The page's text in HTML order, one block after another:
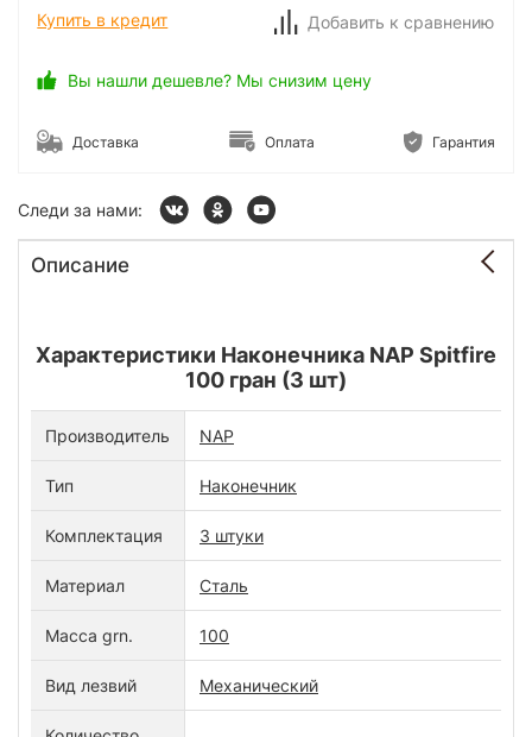
Купить в кредит
Добавить к сравнению
Вы нашли дешевле? Мы снизим цену
Доставка Оплата Гарантия
Следи за нами:
Описание
Характеристики Наконечника NAP Spitfire
100 гран (3 шт)
Производитель NAP
Тип Наконечник
Комплектация 3 штуки
Материал Сталь
Масса grn. 100
Вид лезвий Механический